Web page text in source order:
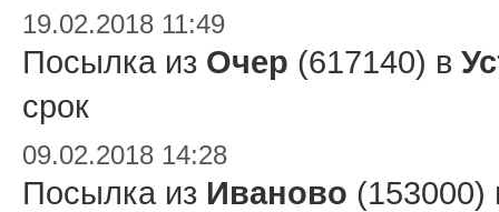
19.02.2018 11:49
Посылка из Очер (617140) в
срок
09.02.2018 14:28
Посылка из Иваново